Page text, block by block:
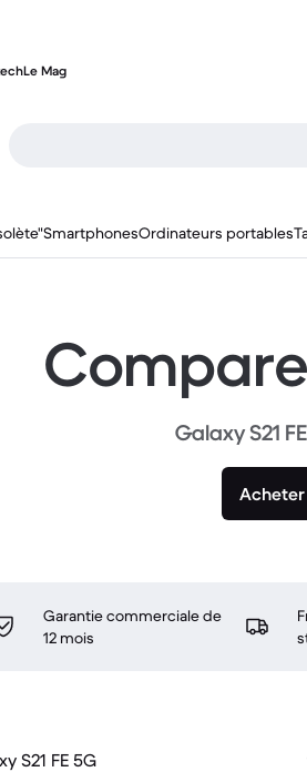
Le Mag
SmartphonesOrdinateurs portables
Galaxy S21
Acheter
Garantie commerciale de
12 mois
S21 FE 5G